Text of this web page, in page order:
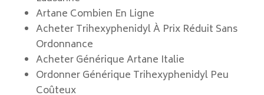
Artane Combien En Ligne
Acheter Trihexyphenidyl À Prix Réduit Sans
Ordonnance
Acheter Générique Artane Italie
Ordonner Générique Trihexyphenidyl Peu
Coûteux